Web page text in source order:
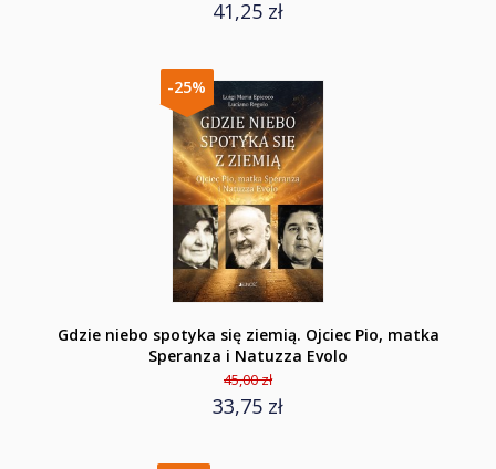
41,25 zł
-25%
Gdzie niebo spotyka się ziemią. Ojciec Pio, matka
Speranza i Natuzza Evolo
45,00 zł
33,75 zł